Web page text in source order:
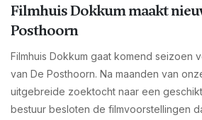
Filmhuis Dokkum maakt
Posthoorn
Filmhuis Dokkum gaat komend seizoen
van De Posthoorn. Na maanden van
uitgebreide zoektocht naar een
bestuur besloten de filmvoorstellingen